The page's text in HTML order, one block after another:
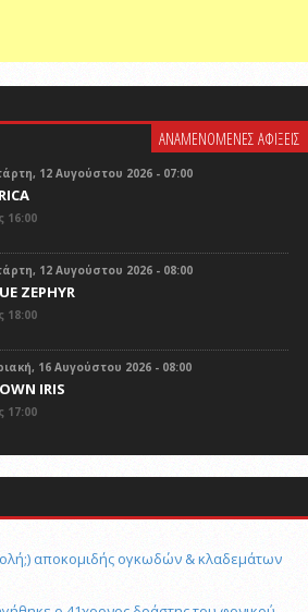
ΑΝΑΜΕΝΟΜΕΝΕΣ ΑΦΙΞΕΙΣ
12 Αυγούστου 2026 - 07:00
16:00
12 Αυγούστου 2026 - 08:00
ZEPHYR
18:00
16 Αυγούστου 2026 - 08:00
IRIS
17:00
αποκομιδής ογκωδών & κλαδεμάτων